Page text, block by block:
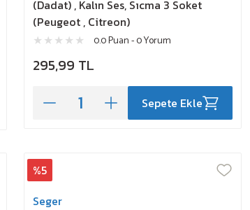
(Dadat) , Kalın Ses, Sıcma 3 Soket
(Peugeot , Citreon)
0.0 Puan - 0 Yorum
295,99 TL
Sepete Ekle
%5
Seger